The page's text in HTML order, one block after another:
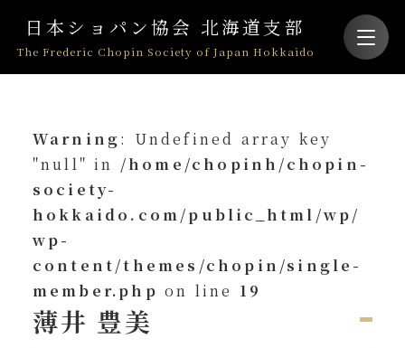
日本ショパン協会 北海道支部
The Frederic Chopin Society of Japan Hokkaido
Warning: Undefined array key
"null" in /home/chopinh/chopin-
society-
hokkaido.com/public_html/wp/
wp-
content/themes/chopin/single-
member.php on line 19
薄井 豊美